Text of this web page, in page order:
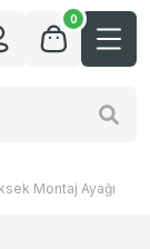
0
Montaj Ayağı